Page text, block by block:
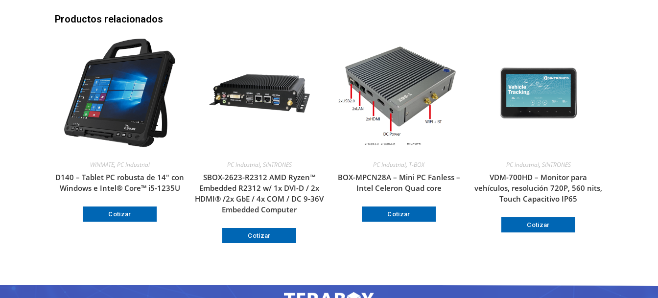
Productos relacionados
WINMATE, PC Industrial
D140 – Tablet PC robusta de 14″ con
Windows e Intel® Core™ i5-1235U
Cotizar
PC Industrial, SINTRONES
SBOX-2623-R2312 AMD Ryzen™
Embedded R2312 w/ 1x DVI-D / 2x
HDMI® /2x GbE / 4x COM / DC 9-36V
Embedded Computer
Cotizar
PC Industrial, T-BOX
BOX-MPCN28A – Mini PC Fanless –
Intel Celeron Quad core
Cotizar
PC Industrial, SINTRONES
VDM-700HD – Monitor para
vehículos, resolución 720P, 560 nits,
Touch Capacitivo IP65
Cotizar